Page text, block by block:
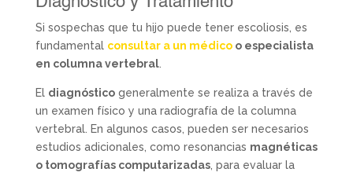
Si sospechas que tu hijo puede tener escoliosis, es
fundamental consultar a un médicoo especialista
en columna vertebral.
El diagnósticogeneralmente se realiza a través de
un examen físico y una radiografía de la columna
vertebral. En algunos casos, pueden ser necesarios
estudios adicionales, como resonancias magnéticas
o tomografías computarizadas, para evaluar la